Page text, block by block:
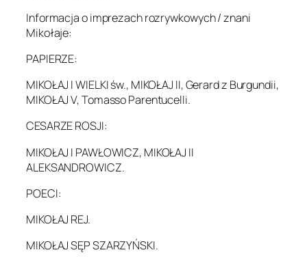
Informacja o imprezach rozrywkowych / znani
Mikołaje:
PAPIERZE:
MIKOŁAJ I WIELKI św., MIKOŁAJ II, Gerard z Burgundii,
MIKOŁAJ V, Tomasso Parentucelli.
CESARZE ROSJI:
MIKOŁAJ I PAWŁOWICZ, MIKOŁAJ II
ALEKSANDROWICZ.
POECI:
MIKOŁAJ REJ.
MIKOŁAJ SĘP SZARZYŃSKI.